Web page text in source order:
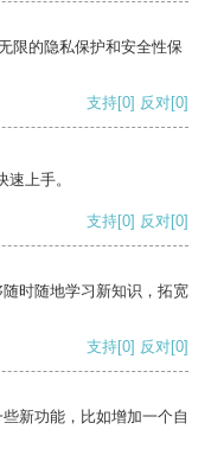
限的隐私保护和安全性保
支持[0] 反对[0]
上手。
支持[0] 反对[0]
时随地学习新知识，拓宽
支持[0] 反对[0]
新功能，比如增加一个自